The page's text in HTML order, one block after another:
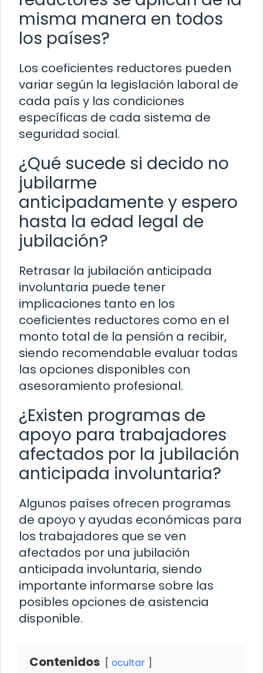
misma manera en todos
los países?
Los coeficientes reductores pueden
variar según la legislación laboral de
cada país y las condiciones
específicas de cada sistema de
seguridad social.
¿Qué sucede si decido no
jubilarme
anticipadamente y espero
hasta la edad legal de
jubilación?
Retrasar la jubilación anticipada
involuntaria puede tener
implicaciones tanto en los
coeficientes reductores como en el
monto total de la pensión a recibir,
siendo recomendable evaluar todas
las opciones disponibles con
asesoramiento profesional.
¿Existen programas de
apoyo para trabajadores
afectados por la jubilación
anticipada involuntaria?
Algunos países ofrecen programas
de apoyo y ayudas económicas para
los trabajadores que se ven
afectados por una jubilación
anticipada involuntaria, siendo
importante informarse sobre las
posibles opciones de asistencia
disponible.
Contenidos ocultar